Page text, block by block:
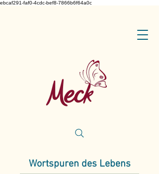
ebcaf291-faf0-4cdc-bef8-7866b6f64a0c
Wortspuren des Lebens